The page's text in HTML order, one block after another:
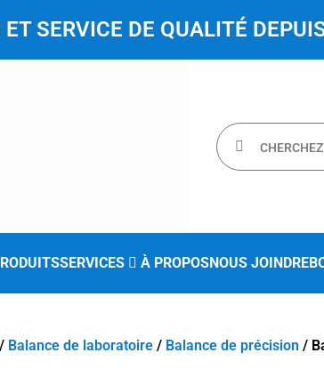
SERVICE DE QUALITÉ
SERVICES À PROPOSNOUS JOINDRE
/ Balance de laboratoire / Balance de précision /